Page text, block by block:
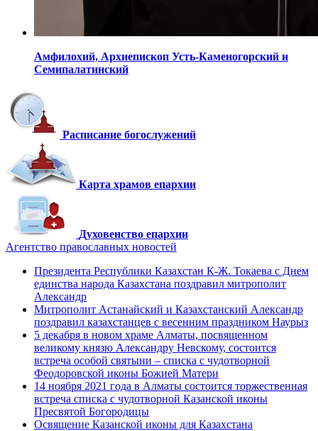
Амфилохий, Архиепископ Усть-Каменогорский и
Семипалатинский
Расписание богослужений
Карта храмов епархии
Духовенство епархии
Агентство православных новостей
Президента Республики Казахстан К-Ж. Токаева с Днем
единства народа Казахстана поздравил митрополит
Александр
Митрополит Астанайский и Казахстанский Александр
поздравил казахстанцев с весенним праздником Наурыз
5 декабря в новом храме Алматы, посвященном
великому князю Александру Невскому, состоится
встреча особой святыни – списка с чудотворной
Феодоровской иконы Божией Матери
14 ноября 2021 года в Алматы состоится торжественная
встреча списка с чудотворной Казанской иконы
Пресвятой Богородицы
Освящение Казанской иконы для Казахстана